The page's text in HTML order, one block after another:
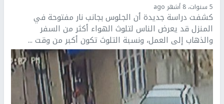
5 سنوات، 8 أشهر ago
كشفت دراسة جديدة أن الجلوس بجانب نار مفتوحة في
المنزل قد يعرض الناس لتلوث الهواء أكثر من السفر
والذهاب إلى العمل، ونسبة التلوث تكون أكبر من وقت ...